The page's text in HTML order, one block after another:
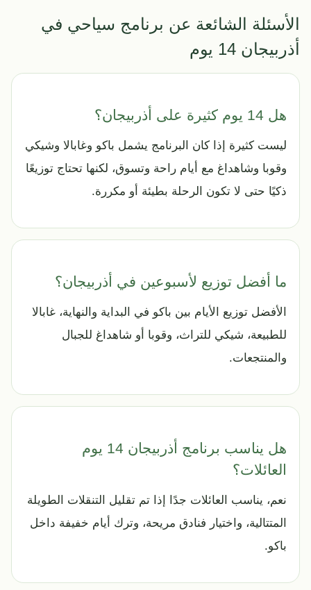
الأسئلة الشائعة عن برنامج سياحي في
أذربيجان 14 يوم
هل 14 يوم كثيرة على أذربيجان؟
ليست كثيرة إذا كان البرنامج يشمل باكو وغابالا وشيكي
وقوبا وشاهداغ مع أيام راحة وتسوق، لكنها تحتاج توزيعًا
ذكيًا حتى لا تكون الرحلة بطيئة أو مكررة.
ما أفضل توزيع لأسبوعين في أذربيجان؟
الأفضل توزيع الأيام بين باكو في البداية والنهاية، غابالا
للطبيعة، شيكي للتراث، وقوبا أو شاهداغ للجبال
والمنتجعات.
هل يناسب برنامج أذربيجان 14 يوم
العائلات؟
نعم، يناسب العائلات جدًا إذا تم تقليل التنقلات الطويلة
المتتالية، واختيار فنادق مريحة، وترك أيام خفيفة داخل
باكو.